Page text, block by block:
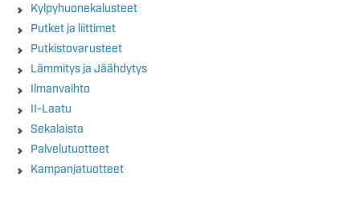
Kylpyhuonekalusteet
Putket ja liittimet
Putkistovarusteet
Lämmitys ja Jäähdytys
Ilmanvaihto
II-Laatu
Sekalaista
Palvelutuotteet
Kampanjatuotteet